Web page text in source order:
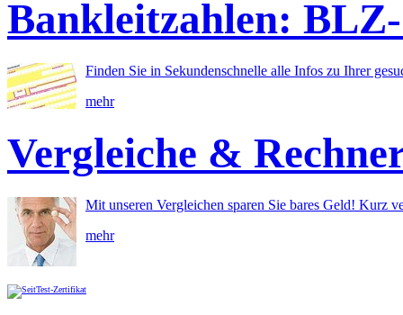
Bankleitzahlen: BLZ-
Finden Sie in Sekundenschnelle alle Infos zu Ihrer
mehr
Vergleiche &
Mit unseren Vergleichen sparen Sie bares Geld! Kurz
mehr